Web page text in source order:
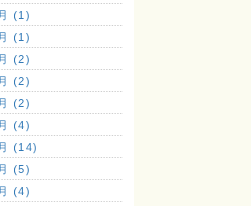
(1)
(1)
(2)
(2)
(2)
(4)
(14)
(5)
(4)